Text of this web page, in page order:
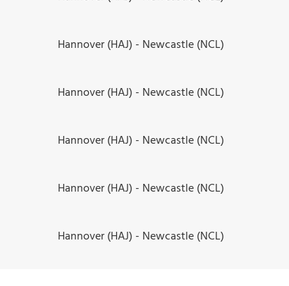
Hannover (HAJ) - Newcastle (NCL)
Hannover (HAJ) - Newcastle (NCL)
Hannover (HAJ) - Newcastle (NCL)
Hannover (HAJ) - Newcastle (NCL)
Hannover (HAJ) - Newcastle (NCL)